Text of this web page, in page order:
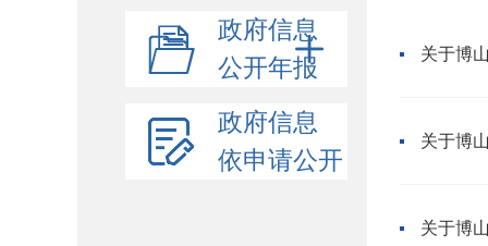
政府信息
公开年报
政府信息
依申请公开